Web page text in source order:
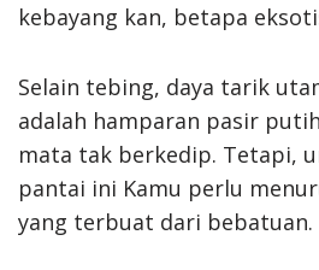
kebayang kan, betapa
Selain tebing, daya tarik
adalah hamparan pasir
mata tak berkedip. Tetapi,
pantai ini Kamu perlu
yang terbuat dari bebatuan.